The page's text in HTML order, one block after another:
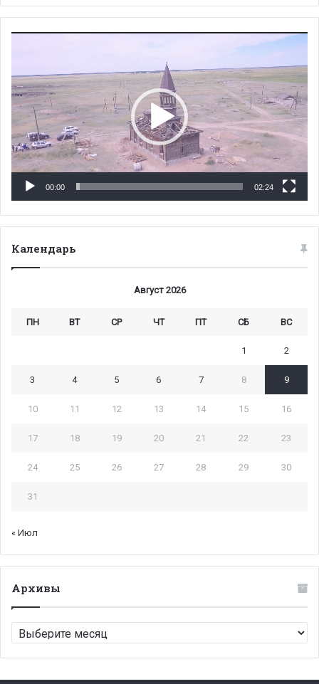
00:00 02:24
Календарь
Август 2026
ПН ВТ СР ЧТ ПТ СБ ВС
1 2
3 4 5 6 7 8 9
10 11 12 13 14 15 16
17 18 19 20 21 22 23
24 25 26 27 28 29 30
31
« Июл
Архивы
Архивы